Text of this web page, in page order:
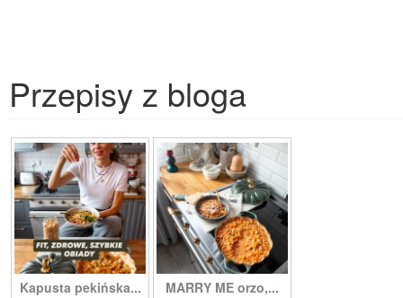
Przepisy z bloga
Kapusta pekińska... MARRY ME orzo,...